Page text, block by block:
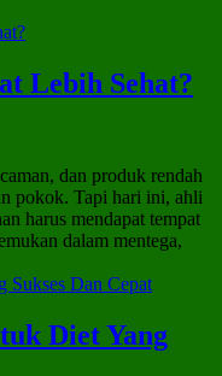
Lebih Sehat?
dan produk rendah
pokok. Tapi hari ini, ahli
harus mendapat tempat
dalam mentega,
Diet Yang